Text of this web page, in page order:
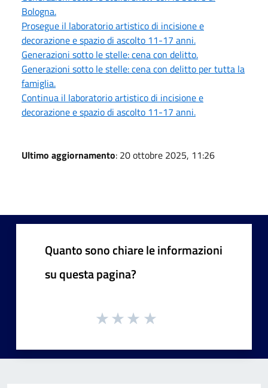
Bologna.
Prosegue il laboratorio artistico di incisione e
decorazione e spazio di ascolto 11-17 anni.
Generazioni sotto le stelle: cena con delitto.
Generazioni sotto le stelle: cena con delitto per tutta la
famiglia.
Continua il laboratorio artistico di incisione e
decorazione e spazio di ascolto 11-17 anni.
Ultimo aggiornamento: 20 ottobre 2025, 11:26
Quanto sono chiare le informazioni
su questa pagina?